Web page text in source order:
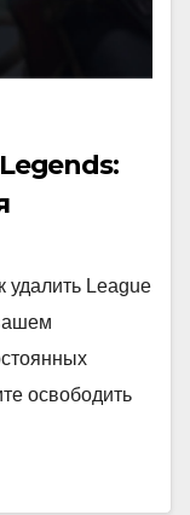
удалить League
освободить